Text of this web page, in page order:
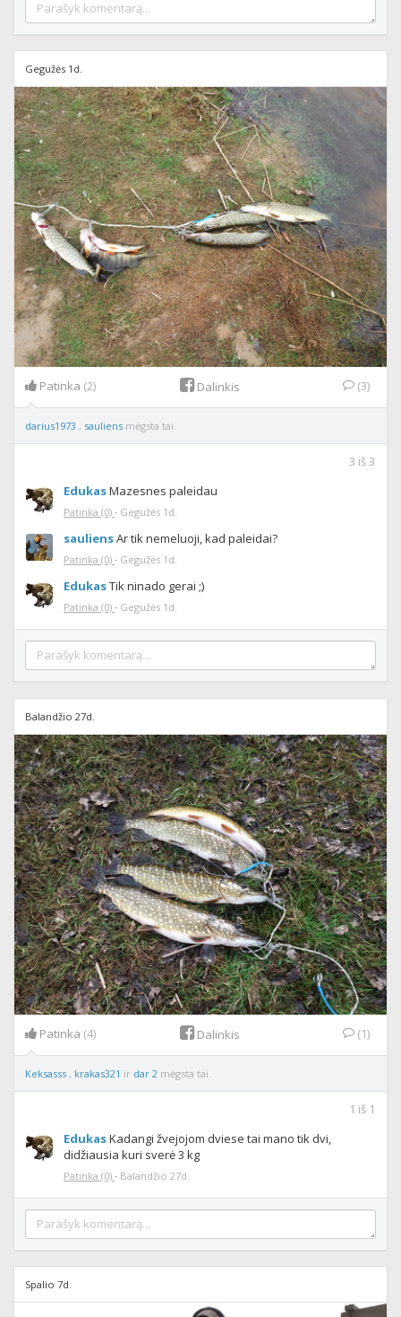
Gegužės 1d.
Patinka (2) Dalinkis (3)
darius1973 , sauliens mėgsta tai.
3 iš3
EdukasMazesnes paleidau
Patinka (0) · Gegužės 1d.
sauliensAr tik nemeluoji, kad paleidai?
Patinka (0) · Gegužės 1d.
EdukasTik ninado gerai ;)
Patinka (0) · Gegužės 1d.
Balandžio 27d.
Patinka (4) Dalinkis (1)
Keksasss , krakas321 ir dar 2 mėgsta tai.
1 iš 1
EdukasKadangi žvejojom dviese tai mano tik dvi,
didžiausia kuri sverė 3 kg
Patinka (0) · Balandžio 27d.
Spalio 7d.